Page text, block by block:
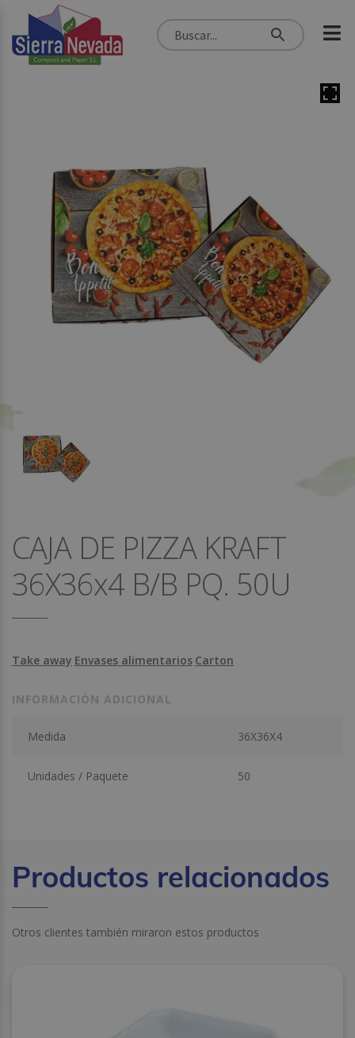
CAJA DE PIZZA KRAFT
36X36x4 B/B PQ. 50U
Take away Envases alimentarios Carton
INFORMACIÓN ADICIONAL
Medida 36X36X4
Unidades / Paquete 50
Productos relacionados
Otros clientes también miraron estos productos